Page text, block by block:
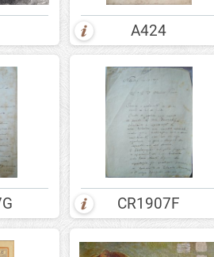
A424
CR1907F